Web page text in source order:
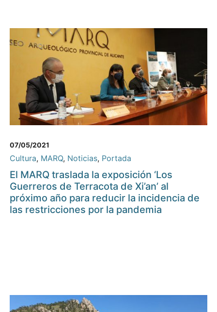
07/05/2021
Cultura, MARQ, Noticias, Portada
El MARQ traslada la exposición ‘Los
Guerreros de Terracota de Xi’an’ al
próximo año para reducir la incidencia de
las restricciones por la pandemia